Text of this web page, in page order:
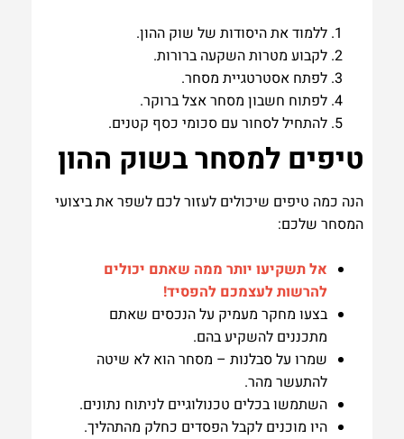
ללמוד את היסודות של שוק ההון.
לקבוע מטרות השקעה ברורות.
לפתח אסטרטגיית מסחר.
לפתוח חשבון מסחר אצל ברוקר.
להתחיל לסחור עם סכומי כסף קטנים.
טיפים למסחר בשוק ההון
הנה כמה טיפים שיכולים לעזור לכם לשפר את ביצועי
המסחר שלכם:
אל תשקיעו יותר ממה שאתם יכולים
להרשות לעצמכם להפסיד!
בצעו מחקר מעמיק על הנכסים שאתם
מתכננים להשקיע בהם.
שמרו על סבלנות – מסחר הוא לא שיטה
להתעשר מהר.
השתמשו בכלים טכנולוגיים לניתוח נתונים.
היו מוכנים לקבל הפסדים כחלק מהתהליך.